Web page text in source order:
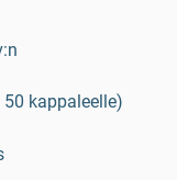
kappaleelle)